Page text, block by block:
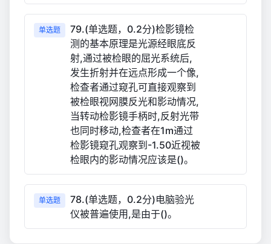
单选题
79.(单选题，0.2分)检影镜检
测的基本原理是光源经眼底反
射,通过被检眼的屈光系统后,
发生折射并在远点形成一个像,
检查者通过窥孔可直接观察到
被检眼视网膜反光和影动情况,
当转动检影镜手柄时,反射光带
也同时移动,检查者在1m通过
检影镜窥孔观察到-1.50近视被
检眼内的影动情况应该是()。
单选题
78.(单选题，0.2分)电脑验光
仪被普遍使用,是由于()。